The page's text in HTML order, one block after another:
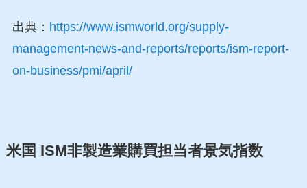
出典： https://www.ismworld.org/supply-
management-news-and-reports/reports/ism-report-
on-business/pmi/april/
米国 ISM非製造業購買担当者景気指数